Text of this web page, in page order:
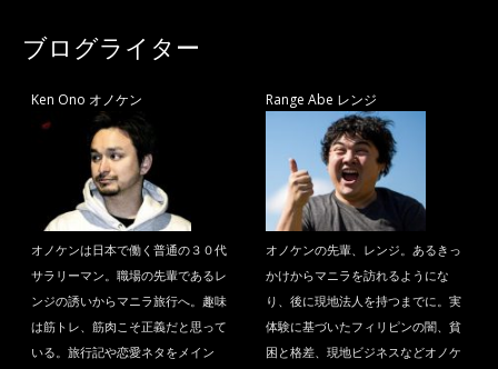
ブログライター
Ken Ono オノケン
オノケンは日本で働く普通の３０代
サラリーマン。職場の先輩であるレ
ンジの誘いからマニラ旅行へ。趣味
は筋トレ、筋肉こそ正義だと思って
いる。旅行記や恋愛ネタをメイン
Range Abe レンジ
オノケンの先輩、レンジ。あるきっ
かけからマニラを訪れるようにな
り、後に現地法人を持つまでに。実
体験に基づいたフィリピンの闇、貧
困と格差、現地ビジネスなどオノケ